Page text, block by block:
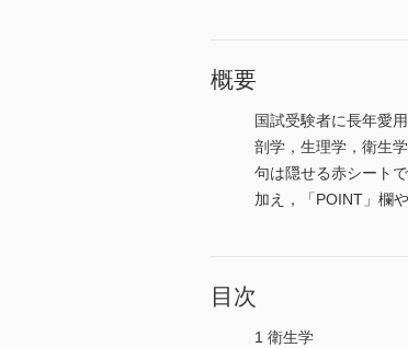
概要
国試受験者に長年愛
剖学，生理学，衛生
句は隠せる赤シート
加え，「POINT」欄
目次
1 衛生学